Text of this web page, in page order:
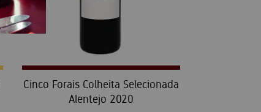
Cinco Forais Colheita Selecionada
Alentejo 2020